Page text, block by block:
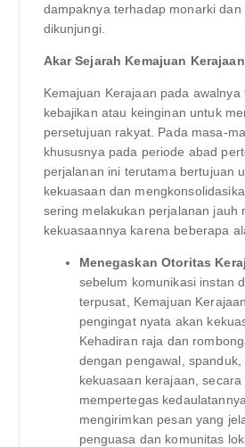
dampaknya terhadap monarki dan
dikunjungi.
Akar Sejarah Kemajuan Kerajaan
Kemajuan Kerajaan pada
kebajikan atau keinginan untuk
persetujuan rakyat. Pada masa-
khususnya pada periode abad
perjalanan ini terutama bertujuan
kekuasaan dan
sering melakukan perjalanan jauh
kekuasaannya karena beberapa
Menegaskan Otoritas
sebelum komunikasi instan
terpusat, Kemajuan
pengingat nyata akan
Kehadiran raja dan
dengan pengawal, spanduk,
kekuasaan kerajaan,
mempertegas
mengirimkan pesan yang
penguasa dan komunitas